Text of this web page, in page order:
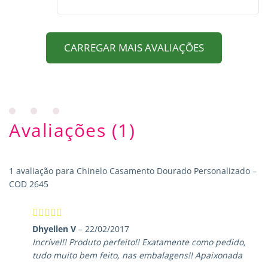
CARREGAR MAIS AVALIAÇÕES
Avaliações (1)
1 avaliação para Chinelo Casamento Dourado Personalizado –
COD 2645
Avaliação5
de 5
Dhyellen V– 22/02/2017
Incrível!! Produto perfeito!! Exatamente como pedido,
tudo muito bem feito, nas embalagens!! Apaixonada